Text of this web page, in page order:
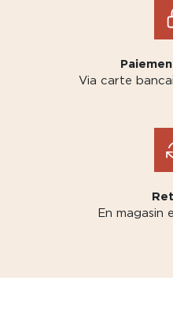
Via carte
En magasin